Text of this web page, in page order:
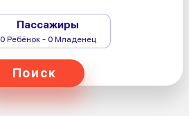
Пассажиры
0 Ребёнок - 0 Младенец
Поиск